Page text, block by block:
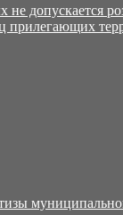
допускается